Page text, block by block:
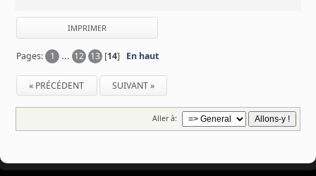
IMPRIMER
Pages: 1 ... 12 13 [14] En haut
« PRÉCÉDENT SUIVANT »
Aller à: